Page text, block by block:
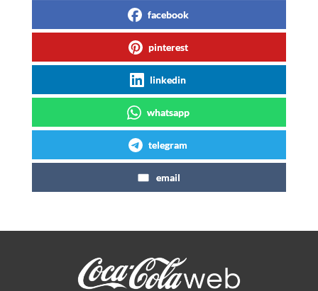
facebook
pinterest
linkedin
whatsapp
telegram
email